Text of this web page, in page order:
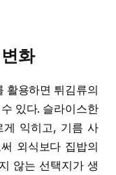
화
용하면 튀김류의
있다. 슬라이스한
게 익히고, 기름 사
외식보다 집밥의
않는 선택지가 생